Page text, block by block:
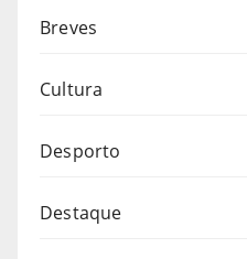
Breves
Cultura
Desporto
Destaque